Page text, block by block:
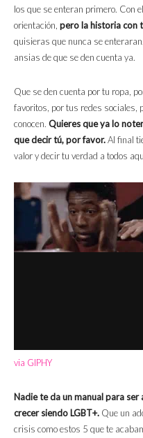
los que se enteran primero. Con
orientación, pero la historia con
quisieras que nunca se
ansias de que se den cuenta ya.
Que se den cuenta por tu ropa,
favoritos, por tus redes sociales,
conocen. Quieres que ya lo
que decir tú, por favor.Al final
valor y decir tu verdad a todos
via GIPHY
Nadie te da un manual para
crecer siendo LGBT+. Que un
crisis como estos 5 que te